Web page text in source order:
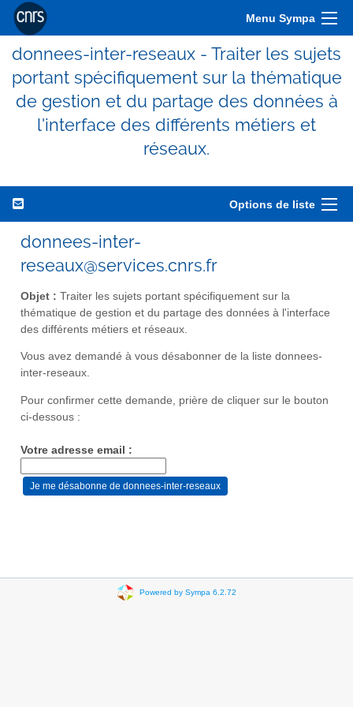
Menu Sympa
donnees-inter-reseaux - Traiter les sujets
portant spécifiquement sur la thématique
de gestion et du partage des données à
l'interface des différents métiers et
réseaux.
Options de liste
donnees-inter-
reseaux@services.cnrs.fr
Objet : Traiter les sujets portant spécifiquement sur la
thématique de gestion et du partage des données à l'interface
des différents métiers et réseaux.
Vous avez demandé à vous désabonner de la liste donnees-
inter-reseaux.
Pour confirmer cette demande, prière de cliquer sur le bouton
ci-dessous :
Votre adresse email :
Powered by Sympa 6.2.72